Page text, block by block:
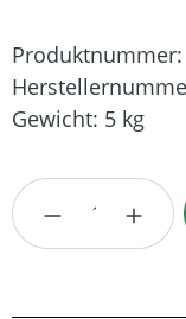
Produktnummer:
Gewicht: 5 kg
Produkt